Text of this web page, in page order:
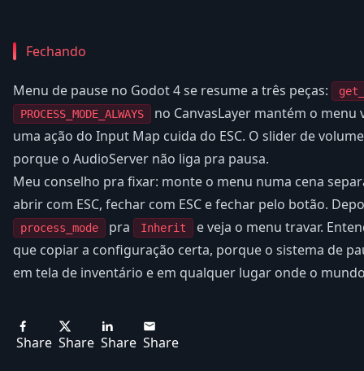
Fechando
Menu de pause no Godot 4 se resume a três peças:
PROCESS_MODE_ALWAYS
no CanvasLayer mantém o menu
uma ação do Input Map cuida do ESC. O slider de
porque o AudioServer não liga pra pausa.
Meu conselho pra fixar: monte o menu numa cena
abrir com ESC, fechar com ESC e fechar pelo botão.
process_mode pra Inherit
e veja o menu travar.
que copiar a configuração certa, porque o sistema de
em tela de inventário e em qualquer lugar onde o
Share Share Share Share